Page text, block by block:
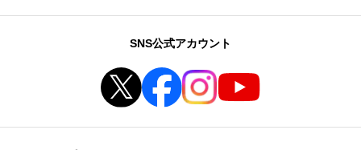
SNS公式アカウント